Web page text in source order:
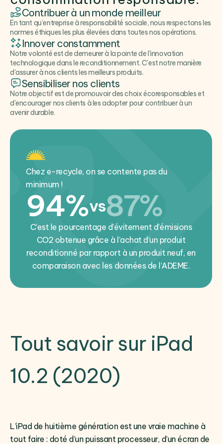
Contribuer à un monde meilleur
En tant qu’entreprise à responsabilité sociale, nous respectons les
normes éthiques les plus élevées dans toutes nos opérations.
Innover constamment
Notre volonté est de demeurer à la pointe de l'innovation
technologique dans le reconditionnement. C'est notre manière
d'assurer à nos clients les meilleurs produits.
Sensibiliser nos clients
Notre objectif est de promouvoir des choix écoresponsables et
d'encourager nos clients à les adopter pour contribuer à un
avenir durable.
Chez e-recycle, on se contente pas du
minimum !
94%vs87%
C’est le pourcentage d’évitement d’émisions
CO2 obtenue grâce à l’achat d’un produit
reconditionné par rapport à un produit neuf, en
comparaison avec les données de l’ADEME.
Tout savoir sur iPad
10.2 (2020)
L’iPad de huitième génération est une vraie machine à
tout faire : doté d’un puissant processeur, d’un écran de